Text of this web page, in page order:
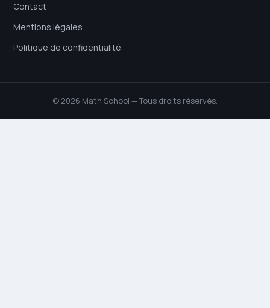
Contact
Mentions légales
Politique de confidentialité
© 2026 Math School — Tous droits réservés.